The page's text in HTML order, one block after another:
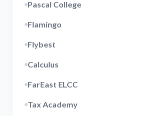
Pascal College
Flamingo
Flybest
Calculus
FarEast ELCC
Tax Academy